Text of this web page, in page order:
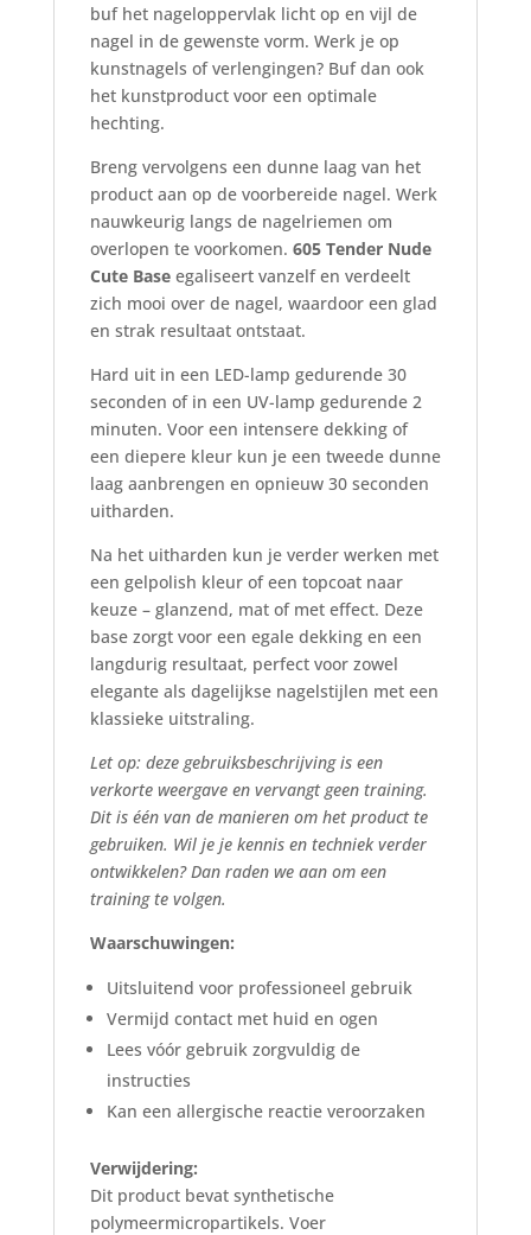
buf het nageloppervlak licht op en vijl de
nagel in de gewenste vorm. Werk je op
kunstnagels of verlengingen? Buf dan ook
het kunstproduct voor een optimale
hechting.
Breng vervolgens een dunne laag van het
product aan op de voorbereide nagel. Werk
nauwkeurig langs de nagelriemen om
overlopen te voorkomen. 605 Tender Nude
Cute Baseegaliseert vanzelf en verdeelt
zich mooi over de nagel, waardoor een glad
en strak resultaat ontstaat.
Hard uit in een LED-lamp gedurende 30
seconden of in een UV-lamp gedurende 2
minuten. Voor een intensere dekking of
een diepere kleur kun je een tweede dunne
laag aanbrengen en opnieuw 30 seconden
uitharden.
Na het uitharden kun je verder werken met
een gelpolish kleur of een topcoat naar
keuze – glanzend, mat of met effect. Deze
base zorgt voor een egale dekking en een
langdurig resultaat, perfect voor zowel
elegante als dagelijkse nagelstijlen met een
klassieke uitstraling.
Let op: deze gebruiksbeschrijving is een
verkorte weergave en vervangt geen training.
Dit is één van de manieren om het product te
gebruiken. Wil je je kennis en techniek verder
ontwikkelen? Dan raden we aan om een
training te volgen.
Waarschuwingen:
Uitsluitend voor professioneel gebruik
Vermijd contact met huid en ogen
Lees vóór gebruik zorgvuldig de
instructies
Kan een allergische reactie veroorzaken
Verwijdering:
Dit product bevat synthetische
polymeermicropartikels. Voer